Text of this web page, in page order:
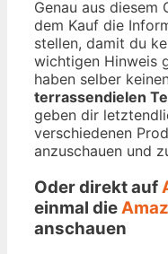
Genau aus
dem Kauf die
stellen, damit du
wichtigen Hinweis
haben selber
terrassendielen
geben dir
verschiedenen
anzuschauen und
Oder direkt auf
einmal die
anschauen